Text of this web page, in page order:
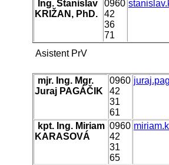
Ing. Stanislav
KRIŽAN, PhD.
0960
42
36
71
Asistent PrV
mjr. Ing. Mgr.
Juraj PAGÁČIK
0960
42
31
61
kpt. Ing. Miriam
KARASOVÁ
0960
42
31
65